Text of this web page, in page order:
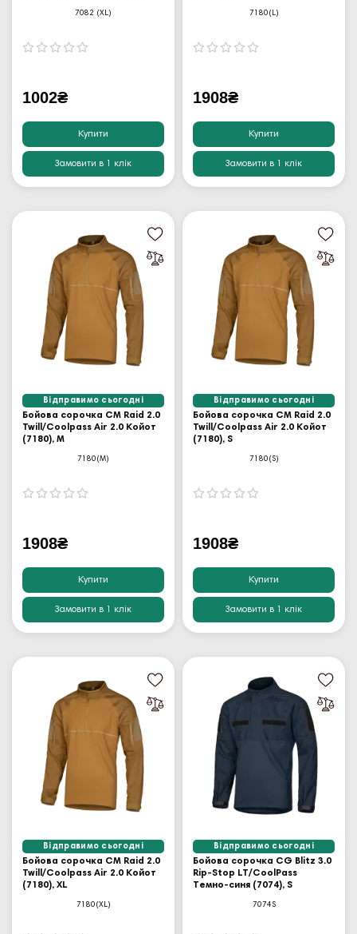
7082 (XL)
1002₴
Купити
Замовити в 1 клік
7180(L)
1908₴
Купити
Замовити в 1 клік
Відправимо сьогодні
Бойова сорочка CM Raid 2.0
Twill/Coolpass Air 2.0 Койот
(7180), M
7180(M)
1908₴
Купити
Замовити в 1 клік
Відправимо сьогодні
Бойова сорочка CM Raid 2.0
Twill/Coolpass Air 2.0 Койот
(7180), S
7180(S)
1908₴
Купити
Замовити в 1 клік
Відправимо сьогодні
Бойова сорочка CM Raid 2.0
Twill/Coolpass Air 2.0 Койот
(7180), XL
7180(XL)
Відправимо сьогодні
Бойова сорочка CG Blitz 3.0
Rip-Stop LT/CoolPass
Темно-синя (7074), S
7074S